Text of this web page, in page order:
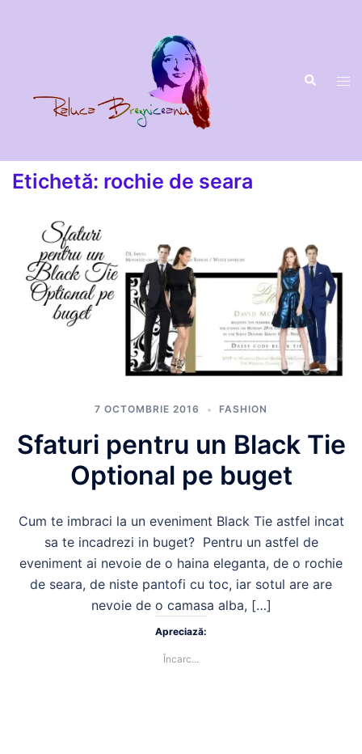
Etichetă: rochie de seara
7 OCTOMBRIE 2016 FASHION
Sfaturi pentru un Black Tie
Optional pe buget
Cum te imbraci la un eveniment Black Tie astfel incat
sa te incadrezi in buget? Pentru un astfel de
eveniment ai nevoie de o haina eleganta, de o rochie
de seara, de niste pantofi cu toc, iar sotul are are
nevoie de o camasa alba, […]
Apreciază:
Încarc...